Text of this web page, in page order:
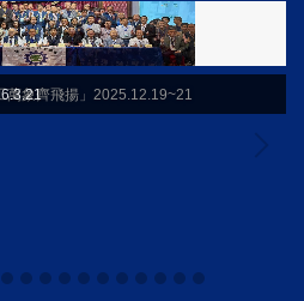
萬象齊飛揚」2025.12.19~21